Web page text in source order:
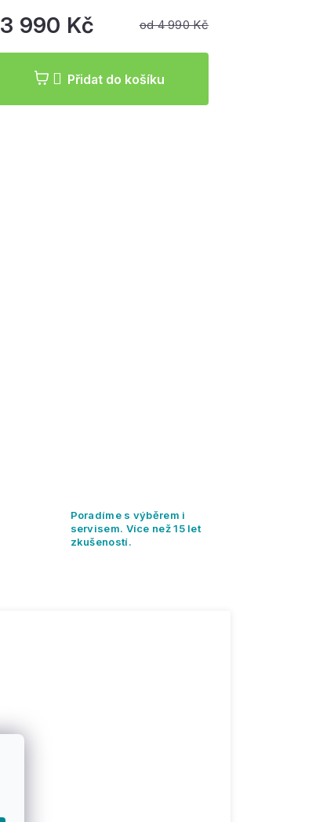
od 4 990 Kč
3 990 Kč
cena:
Přidat do košíku
Poradíme s výběrem i
servisem. Více než 15 let
zkušeností.